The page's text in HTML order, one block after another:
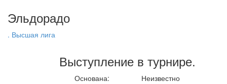
Эльдорадо
. Высшая лига
Выступление в турнире.
Основана:
Неизвестно